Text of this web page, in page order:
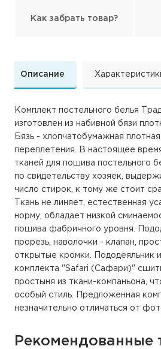
Как забрать товар?
Описание
Комплект постельного белья
изготовлен из набивной бязи
Бязь - хлопчатобумажная
переплетения. В настоящее
тканей для пошива постельного
по свидетельству хозяек,
число стирок, к тому же стоит
Ткань не линяет, естественная
норму, обладает низкой
пошива фабричного уровня.
прорезь, наволочки - клапан,
открытые кромки. Пододеяльник
комплекта "Safari (Сафари)"
простыня из ткани-компаньона,
особый стиль. Предложенная
незначительно отличаться от
Рекомендованные